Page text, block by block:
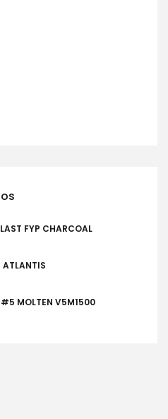
FYP CHARCOAL
ATLANTIS
#5 MOLTEN V5M1500